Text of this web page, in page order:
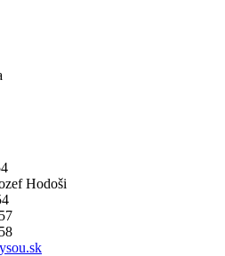
Hodoši